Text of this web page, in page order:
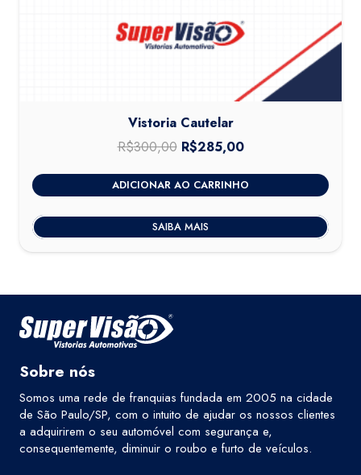
Vistoria Cautelar
R$300,00 O
preço
original
era:
R$300,00.
R$285,00O
preço
atual
é:
R$285,00.
ADICIONAR AO CARRINHO
SAIBA MAIS
Sobre nós
Somos uma rede de franquias fundada em 2005 na cidade
de São Paulo/SP, com o intuito de ajudar os nossos clientes
a adquirirem o seu automóvel com segurança e,
consequentemente, diminuir o roubo e furto de veículos.